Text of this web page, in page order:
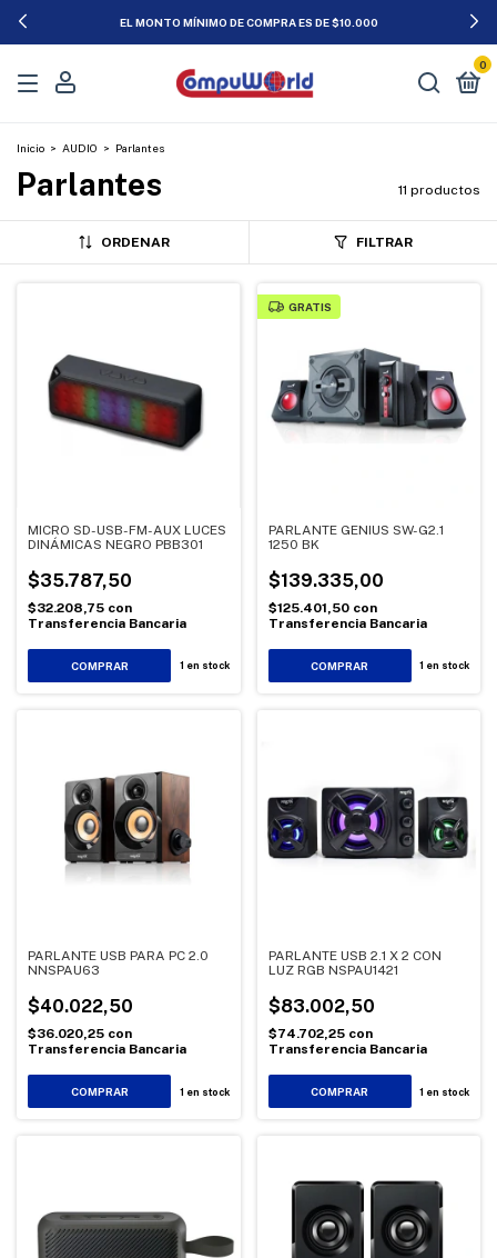
EL MONTO MÍNIMO DE COMPRA ES DE $10.000
0
Inicio > AUDIO > Parlantes
Parlantes 11 productos
ORDENAR FILTRAR
MICRO SD-USB-FM-AUX LUCES
DINÁMICAS NEGRO PBB301
$35.787,50
$32.208,75 con
Transferencia Bancaria
1 en stock
GRATIS
PARLANTE GENIUS SW-G2.1
1250 BK
$139.335,00
$125.401,50 con
Transferencia Bancaria
1 en stock
PARLANTE USB PARA PC 2.0
NNSPAU63
$40.022,50
$36.020,25 con
Transferencia Bancaria
1 en stock
PARLANTE USB 2.1 X 2 CON
LUZ RGB NSPAU1421
$83.002,50
$74.702,25 con
Transferencia Bancaria
1 en stock